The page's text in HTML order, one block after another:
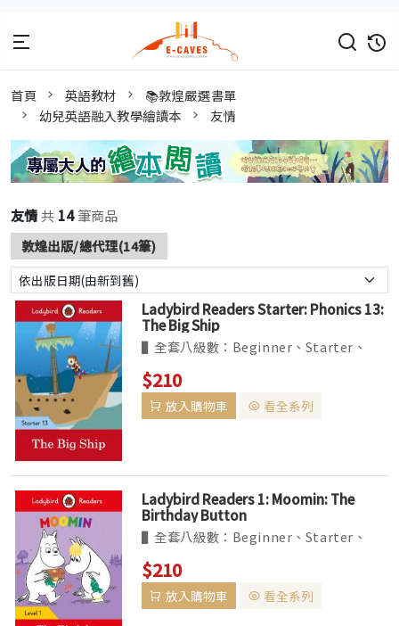
首頁 英語教材
📚敦煌嚴選書單
幼兒英語融入教學繪讀本
友情
友情共 14筆商品
敦煌出版/總代理(14筆)
Ladybird Readers Starter: Phonics 13:
The Big Ship
▌全套八級數：Beginner、Starter、
Levels1~6。收錄經典、真實題材改編的故
事，及最夯的卡通人物如粉紅豬小妹等。
▌BBC Earth 系列為 non-fiction 讀本，
$210
放入購物車 看全系列
Ladybird Readers 1: Moomin: The
Birthday Button
▌全套八級數：Beginner、Starter、
Levels1~6。收錄經典、真實題材改編的故
事，及最夯的卡通人物如粉紅豬小妹等。
▌BBC Earth 系列為 non-fiction 讀本，
$210
放入購物車 看全系列